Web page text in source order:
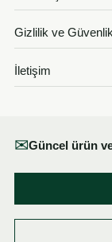
Gizlilik ve Güvenlik
İletişim
✉Güncel ürün